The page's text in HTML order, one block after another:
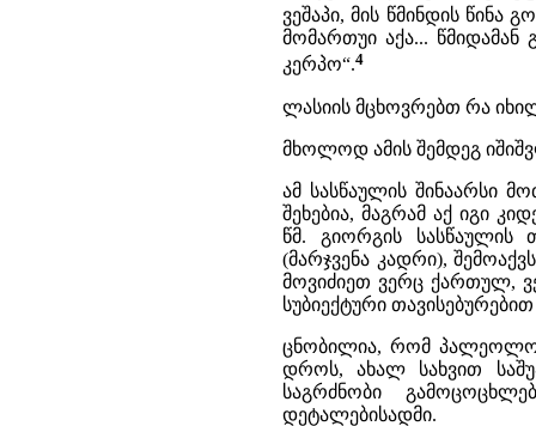
ვეშაპი, მის წმინდის წინა
მომართუი აქა...
კერპო“.4
ლასიის მცხოვრებთ რა
მხოლოდ ამის შემდეგ
ამ სასწაულის შინაარსი
შეხებია, მაგრამ აქ იგი
წმ. გიორგის
(მარჯვენა კადრი),
მოვიძიეთ ვერც ქართულ,
სუბიექტური
ცნობილია, რომ
დროს, ახალ სახვით
საგრძნობი
დეტალებისადმი.